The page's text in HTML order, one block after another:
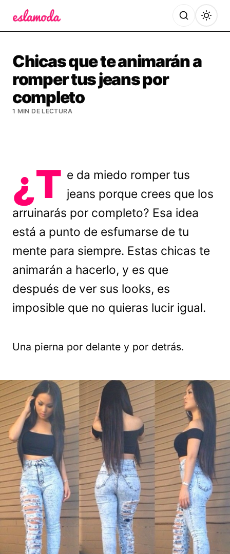
Chicas que te animarán a
romper tus jeans por
completo
1 MIN DE LECTURA
¿T e da miedo romper tus
jeans porque crees que los
arruinarás por completo? Esa idea
está a punto de esfumarse de tu
mente para siempre. Estas chicas te
animarán a hacerlo, y es que
después de ver sus looks, es
imposible que no quieras lucir igual.
Una pierna por delante y por detrás.